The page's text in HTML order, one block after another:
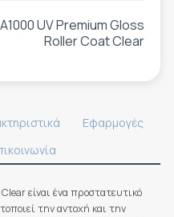
UV Premium Gloss
Roller Coat Clear
Εφαρμογές
είναι ένα προστατευτικό
την αντοχή και την